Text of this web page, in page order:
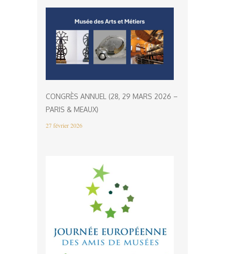
CONGRÈS ANNUEL (28, 29 MARS 2026 –
PARIS & MEAUX)
27 février 2026